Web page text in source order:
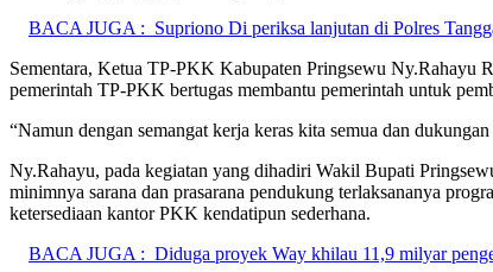
BACA JUGA : Supriono Di periksa lanjutan di Polres
Sementara, Ketua TP-PKK Kabupaten Pringsewu Ny.Rahayu
pemerintah TP-PKK bertugas membantu pemerintah untuk
“Namun dengan semangat kerja keras kita semua dan
Ny.Rahayu, pada kegiatan yang dihadiri Wakil Bupati
minimnya sarana dan prasarana pendukung terlaksananya
ketersediaan kantor PKK kendatipun sederhana.
BACA JUGA : Diduga proyek Way khilau 11,9 milyar